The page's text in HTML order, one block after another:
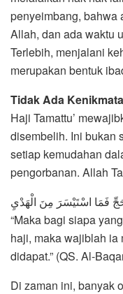
penyeimbang, bahwa
Allah, dan ada waktu
Terlebih, menjalani
merupakan bentuk
Tidak Ada
Haji Tamattu’
disembelih. Ini bukan
setiap kemudahan
pengorbanan. Allah
فَمَا اسْتَيْسَرَ مِنَ الْهَدْيِ
“Maka bagi siapa
haji, maka wajiblah ia
didapat.” (QS. Al-
Di zaman ini, banyak